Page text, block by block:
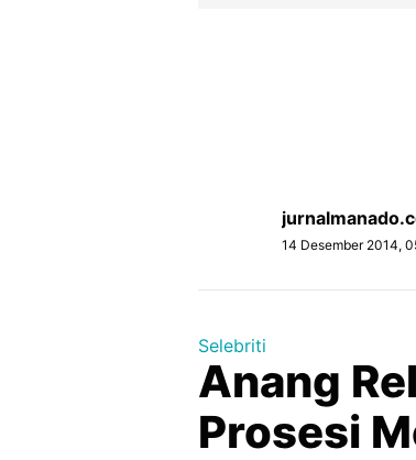
14 Desember 2014,
Selebriti
Anang
Prosesi